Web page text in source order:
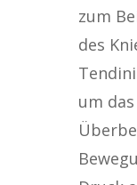
zum
des
um